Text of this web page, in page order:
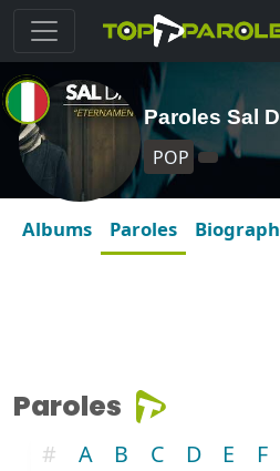
Paroles Sal
POP
Albums Paroles
Paroles
# A B C D E F